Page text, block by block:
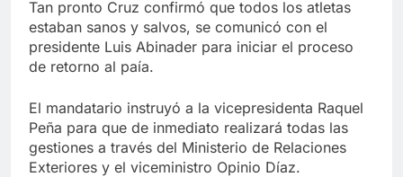
Tan pronto Cruz confirmó que todos los atletas
estaban sanos y salvos, se comunicó con el
presidente Luis Abinader para iniciar el proceso
de retorno al paía.
El mandatario instruyó a la vicepresidenta Raquel
Peña para que de inmediato realizará todas las
gestiones a través del Ministerio de Relaciones
Exteriores y el viceministro Opinio Díaz.